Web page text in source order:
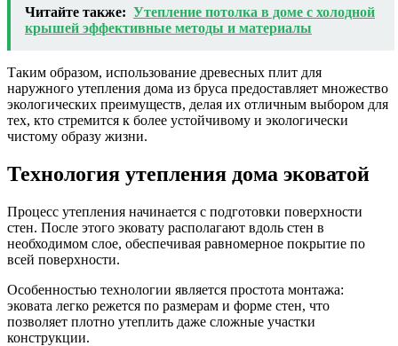
Читайте также: Утепление потолка в доме с холодной
крышей эффективные методы и материалы
Таким образом, использование древесных плит для
наружного утепления дома из бруса предоставляет множество
экологических преимуществ, делая их отличным выбором для
тех, кто стремится к более устойчивому и экологически
чистому образу жизни.
Технология утепления дома эковатой
Процесс утепления начинается с подготовки поверхности
стен. После этого эковату располагают вдоль стен в
необходимом слое, обеспечивая равномерное покрытие по
всей поверхности.
Особенностью технологии является простота монтажа:
эковата легко режется по размерам и форме стен, что
позволяет плотно утеплить даже сложные участки
конструкции.